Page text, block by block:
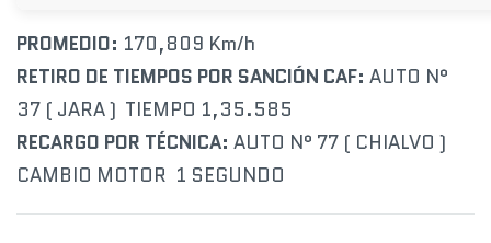
PROMEDIO: 170,809 Km/h
RETIRO DE TIEMPOS POR SANCIÓN CAF: AUTO N°
37 ( JARA ) TIEMPO 1,35.585
RECARGO POR TÉCNICA: AUTO N° 77 ( CHIALVO )
CAMBIO MOTOR 1 SEGUNDO